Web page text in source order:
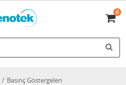
0
Basınç Göstergeleri